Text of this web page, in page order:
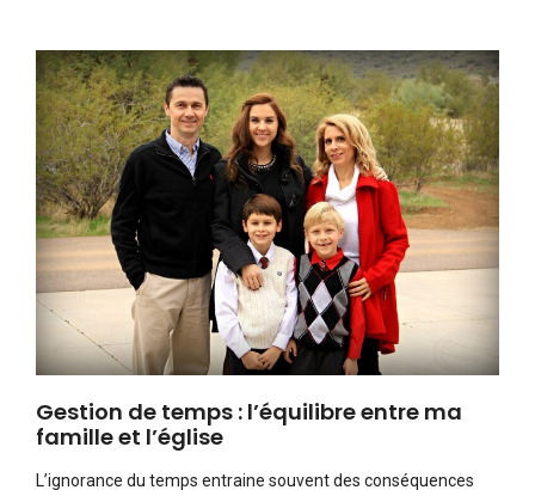
Gestion de temps : l’équilibre entre ma
famille et l’église
L’ignorance du temps entraine souvent des conséquences